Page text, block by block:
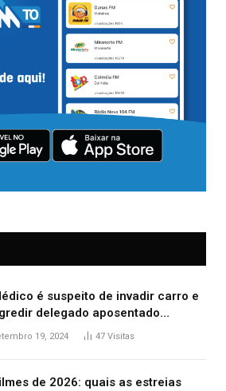
é suspeito de invadir carro e
delegado aposentado
confusão no trânsito
19, 2024 47 Visitas
de 2026: quais as estreias